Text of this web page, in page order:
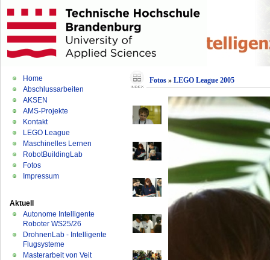
Home
Abschlussarbeiten
AKSEN
AMS-Projekte
Kontakt
LEGO League
Maschinelles Lernen
RobotBuildingLab
Fotos
Impressum
Aktuell
Autonome Intelligente
Roboter WS25/26
DrohnenLab - Intelligente
Flugsysteme
Masterarbeit von Veit
Fotos» LEGO League 2005